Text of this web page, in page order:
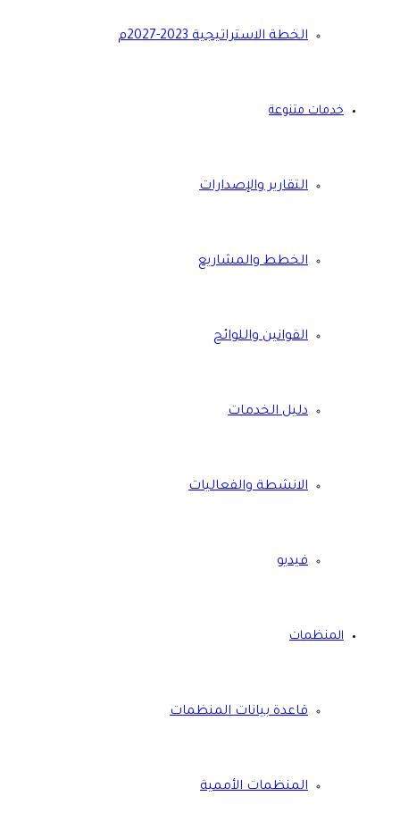
الخطة الاستراتيجية 2023-2027م
خدمات متنوعة
التقارير والإصدارات
الخطط والمشاريع
القوانين واللوائح
دليل الخدمات
الانشطة والفعاليات
فيديو
المنظمات
قاعدة بيانات المنظمات
المنظمات الأممية